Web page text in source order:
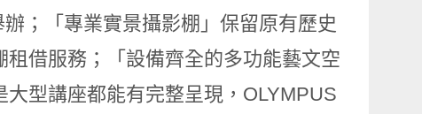
；「專業實景攝影棚」保留原有歷史
借服務；「設備齊全的多功能藝文空
型講座都能有完整呈現，OLYMPUS